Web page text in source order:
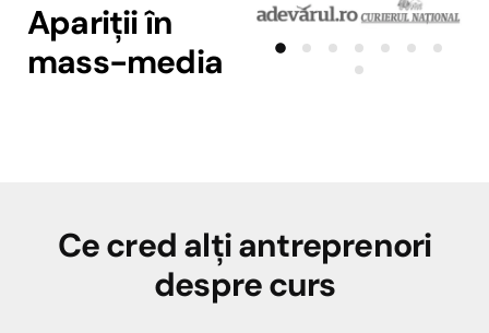
Apariții în
mass-media
Ce cred alți antreprenori
despre curs